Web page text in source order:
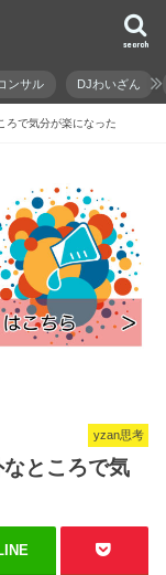
search
ンサル DJわいざん
ろで気分が楽になった
yzan思考
ところで気